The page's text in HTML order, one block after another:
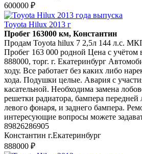
600000 ₽
Toyota Hilux 2013 г
Пробег 163000 км, Константин
Продам Toyota hilux 7 2,5л 144 л.с.
Пробег 163 000 родной Цена с учётом
888000, торг. г. Екатеринбург
ходу. Все работает без каких либо
хода. Подушки целые. Авария с
касательной. Необходима замена
решетки радиатора, бампера передней
левого фонаря, и заднего бампера.
интересующие вопросы можете
89826286905
Константин г.Екатеринбург
888000 ₽